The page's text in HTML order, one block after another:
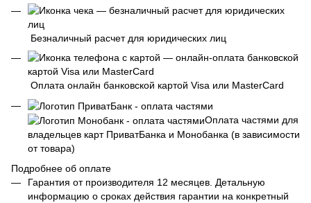
Безналичный расчет для юридических лиц
Оплата онлайн банковской картой Visa или MasterCard
Оплата частями для
владельцев карт ПриватБанка и Монобанка (в зависимости
от товара)
Подробнее об оплате
Гарантия от производителя 12 месяцев. Детальную
информацию о сроках действия гарантии на конкретный